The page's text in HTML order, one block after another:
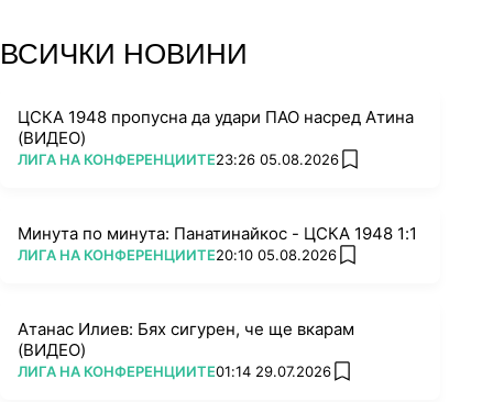
ВСИЧКИ НОВИНИ
ЦСКА 1948 пропусна да удари ПАО насред Атина
(ВИДЕО)
ПОВЕЧЕ ОТ
ЛИГА НА КОНФЕРЕНЦИИТЕ23:26 05.08.2026 add favorites
Минута по минута: Панатинайкос - ЦСКА 1948 1:1
ПОВЕЧЕ ОТ
ЛИГА НА КОНФЕРЕНЦИИТЕ20:10 05.08.2026 add favorites
Атанас Илиев: Бях сигурен, че ще вкарам
(ВИДЕО)
ПОВЕЧЕ ОТ
ЛИГА НА КОНФЕРЕНЦИИТЕ01:14 29.07.2026 add favorites